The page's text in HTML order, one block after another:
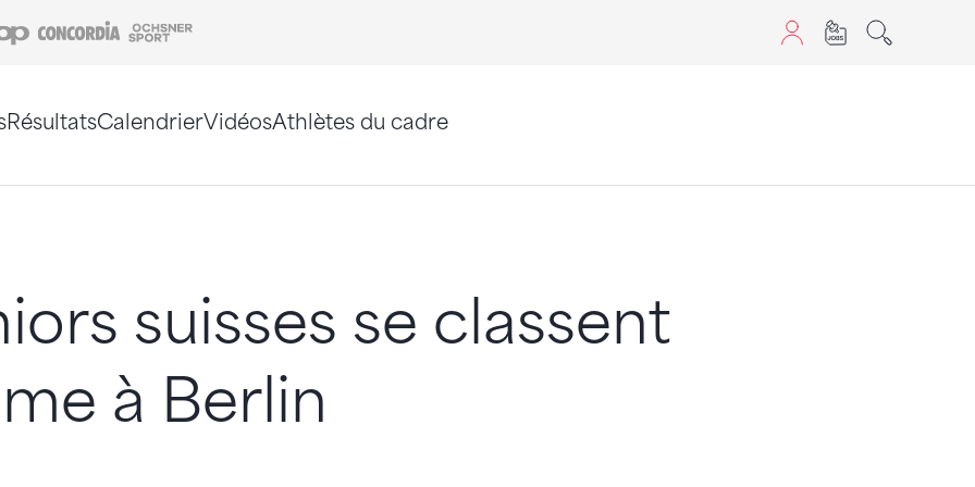
Coop Concordia
RésultatsCalendrierVidéosAthlètes du cadre
suisses se classent
à Berlin